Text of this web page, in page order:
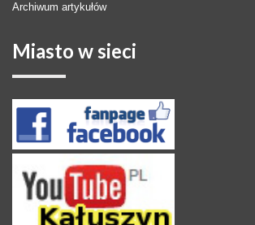
Archiwum artykułów
Miasto w sieci